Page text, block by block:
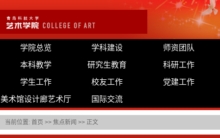
学院总览 学科建设 师资团队
本科教学 研究生教育 科研工作
学生工作 校友工作 党建工作
美术馆设计廊艺术厅 国际交流
当前位置: 首页 >> 焦点新闻 >> 正文